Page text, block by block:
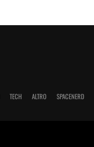
TECH ALTRO SPACENERD